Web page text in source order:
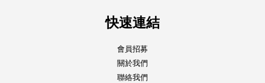
快速連結
會員招募
關於我們
聯絡我們